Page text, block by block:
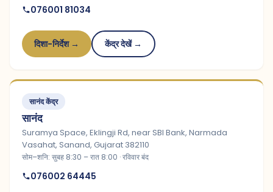
076001 81034
दिशा-निर्देश → केंद्र देखें →
सानंद केंद्र
सानंद
Suramya Space, Eklingji Rd, near SBI Bank, Narmada
Vasahat, Sanand, Gujarat 382110
सोम–शनि: सुबह 8:30 – रात 8:00 · रविवार बंद
076002 64445